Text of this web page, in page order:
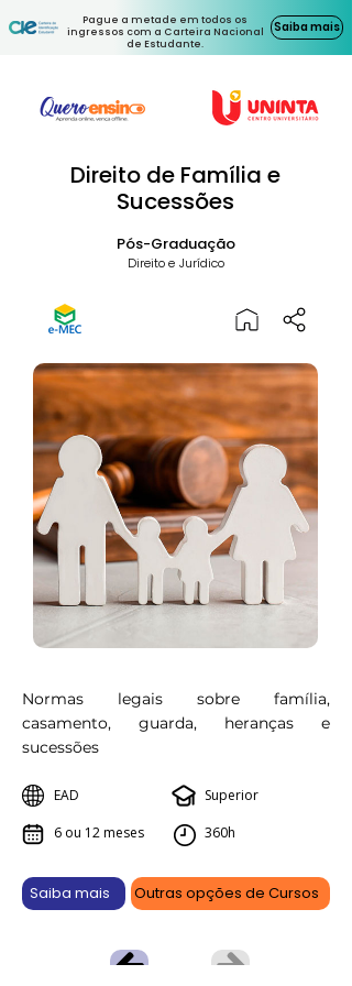
Pague a metade em todos os
ingressos com a Carteira Nacional
de Estudante.
Saiba mais
Direito de Família e
Sucessões
Pós-Graduação
Direito e Jurídico
Normas legais sobre família,
casamento, guarda, heranças e
sucessões
EAD
6 ou 12 meses
Superior
360h
Saiba mais Outras opções de Cursos